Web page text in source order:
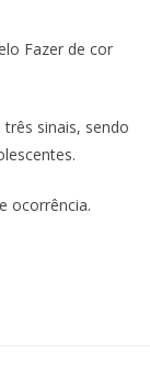
Fazer de cor
sinais, sendo
ocorrência.